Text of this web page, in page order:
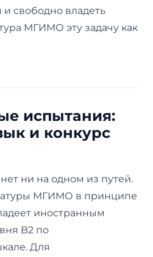
и свободно владеть
МГИМО эту задачу как
испытания:
и конкурс
ни на одном из путей.
МГИМО в принципе
иностранным
B2 по
Для